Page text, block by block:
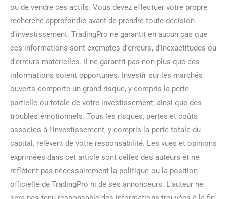
ou de vendre ces actifs. Vous devez effectuer votre propre
recherche approfondie avant de prendre toute décision
d’investissement. TradingPro ne garantit en aucun cas que
ces informations sont exemptes d’erreurs, d’inexactitudes ou
d’erreurs matérielles. Il ne garantit pas non plus que ces
informations soient opportunes. Investir sur les marchés
ouverts comporte un grand risque, y compris la perte
partielle ou totale de votre investissement, ainsi que des
troubles émotionnels. Tous les risques, pertes et coûts
associés à l’investissement, y compris la perte totale du
capital, relèvent de votre responsabilité. Les vues et opinions
exprimées dans cet article sont celles des auteurs et ne
reflètent pas nécessairement la politique ou la position
officielle de TradingPro ni de ses annonceurs. L’auteur ne